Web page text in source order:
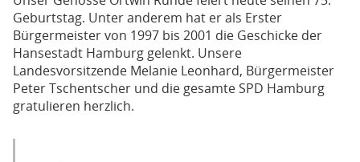
Geburtstag. Unter anderem hat er als Erster
Bürgermeister von 1997 bis 2001 die Geschicke der
Hansestadt Hamburg gelenkt. Unsere
Landesvorsitzende Melanie Leonhard, Bürgermeister
Peter Tschentscher und die gesamte SPD Hamburg
gratulieren herzlich.